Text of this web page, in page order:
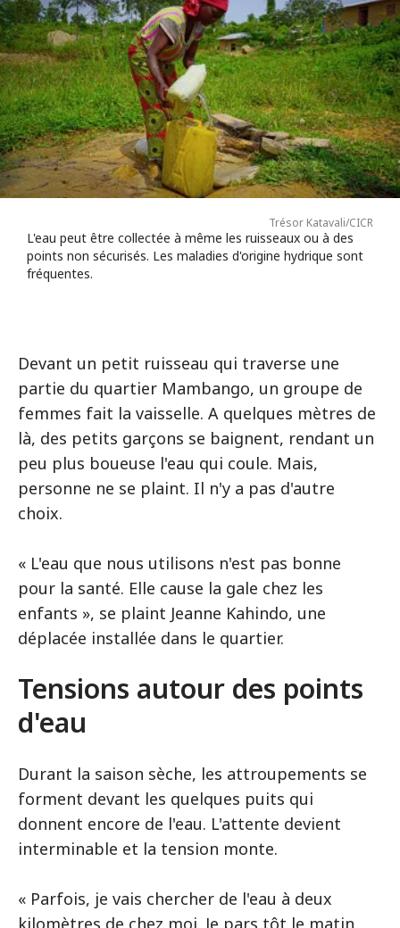
Trésor Katavali/CICR
L'eau peut être collectée à même les ruisseaux ou à des
points non sécurisés. Les maladies d'origine hydrique sont
fréquentes.
Devant un petit ruisseau qui traverse une
partie du quartier Mambango, un groupe de
femmes fait la vaisselle. A quelques mètres de
là, des petits garçons se baignent, rendant un
peu plus boueuse l'eau qui coule. Mais,
personne ne se plaint. Il n'y a pas d'autre
choix.
« L'eau que nous utilisons n'est pas bonne
pour la santé. Elle cause la gale chez les
enfants », se plaint Jeanne Kahindo, une
déplacée installée dans le quartier.
Tensions autour des points
d'eau
Durant la saison sèche, les attroupements se
forment devant les quelques puits qui
donnent encore de l'eau. L'attente devient
interminable et la tension monte.
« Parfois, je vais chercher de l'eau à deux
kilomètres de chez moi. Je pars tôt le matin